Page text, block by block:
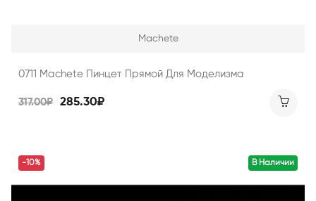
Machete
0711 Machete Пинцет Прямой Для Моделизма
317.00₽ 285.30₽
В Наличии
-10%